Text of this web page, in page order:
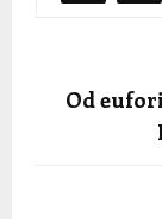
Od